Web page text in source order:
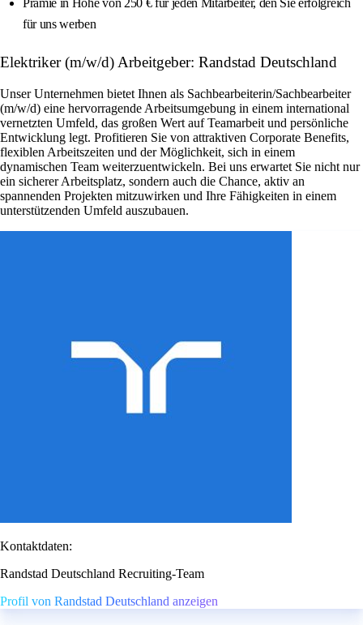
Prämie in Höhe von 250 € für jeden Mitarbeiter, den Sie erfolgreich
für uns werben
Elektriker (m/w/d) Arbeitgeber: Randstad Deutschland
Unser Unternehmen bietet Ihnen als Sachbearbeiterin/Sachbearbeiter
(m/w/d) eine hervorragende Arbeitsumgebung in einem international
vernetzten Umfeld, das großen Wert auf Teamarbeit und persönliche
Entwicklung legt. Profitieren Sie von attraktiven Corporate Benefits,
flexiblen Arbeitszeiten und der Möglichkeit, sich in einem
dynamischen Team weiterzuentwickeln. Bei uns erwartet Sie nicht nur
ein sicherer Arbeitsplatz, sondern auch die Chance, aktiv an
spannenden Projekten mitzuwirken und Ihre Fähigkeiten in einem
unterstützenden Umfeld auszubauen.
Kontaktdaten:
Randstad Deutschland Recruiting-Team
Profil von Randstad Deutschland anzeigen